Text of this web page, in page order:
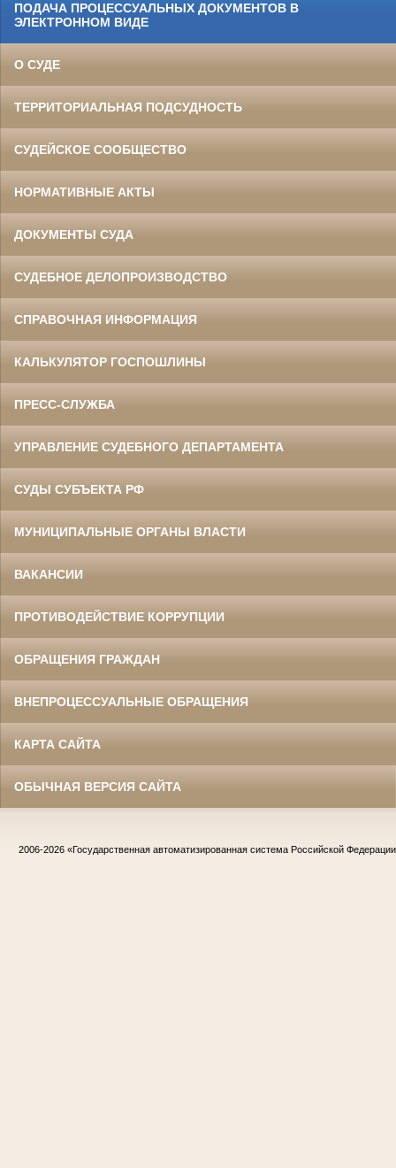
ПОДАЧА ПРОЦЕССУАЛЬНЫХ ДОКУМЕНТОВ В
ЭЛЕКТРОННОМ ВИДЕ
О СУДЕ
ТЕРРИТОРИАЛЬНАЯ ПОДСУДНОСТЬ
СУДЕЙСКОЕ СООБЩЕСТВО
НОРМАТИВНЫЕ АКТЫ
ДОКУМЕНТЫ СУДА
СУДЕБНОЕ ДЕЛОПРОИЗВОДСТВО
СПРАВОЧНАЯ ИНФОРМАЦИЯ
КАЛЬКУЛЯТОР ГОСПОШЛИНЫ
ПРЕСС-СЛУЖБА
УПРАВЛЕНИЕ СУДЕБНОГО ДЕПАРТАМЕНТА
СУДЫ СУБЪЕКТА РФ
МУНИЦИПАЛЬНЫЕ ОРГАНЫ ВЛАСТИ
ВАКАНСИИ
ПРОТИВОДЕЙСТВИЕ КОРРУПЦИИ
ОБРАЩЕНИЯ ГРАЖДАН
ВНЕПРОЦЕССУАЛЬНЫЕ ОБРАЩЕНИЯ
КАРТА САЙТА
ОБЫЧНАЯ ВЕРСИЯ САЙТА
2006-2026 «Государственная автоматизированная система Российской